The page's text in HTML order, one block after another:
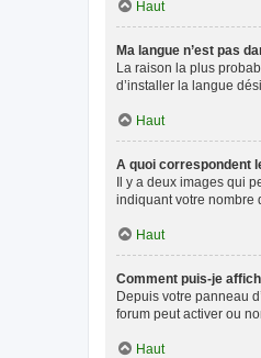
Haut
Ma langue n’est pas
La raison la plus
d’installer la langue
Haut
A quoi correspondent
Il y a deux images qui
indiquant votre nombre
Haut
Comment puis-je
Depuis votre panneau
forum peut activer ou
Haut